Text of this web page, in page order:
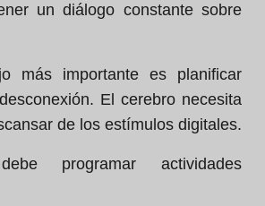
un diálogo constante sobre
más importante es planificar
El cerebro necesita
de los estímulos digitales.
programar actividades